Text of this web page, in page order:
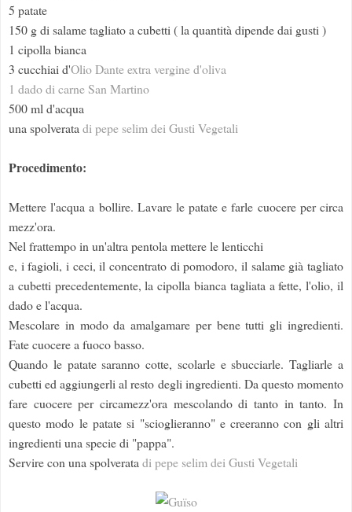
5 patate
150 g di salame tagliato a cubetti ( la quantità dipende dai gusti )
1 cipolla bianca
3 cucchiai d'Olio Dante extra vergine d'oliva
1 dado di carne San Martino
500 ml d'acqua
una spolveratadi pepe selim dei Gusti Vegetali
Procedimento:
Mettere l'acqua a bollire. Lavare le patate e farle cuocere per circa
mezz'ora.
Nel frattempo in un'altra pentola mettere le lenticchi
e, i fagioli, i ceci, il concentrato di pomodoro, il salame già tagliato
a cubetti precedentemente, la cipolla bianca tagliata a fette, l'olio, il
dado e l'acqua.
Mescolare in modo da amalgamare per bene tutti gli ingredienti.
Fate cuocere a fuoco basso.
Quando le patate saranno cotte, scolarle e sbucciarle. Tagliarle a
cubetti ed aggiungerli al resto degli ingredienti. Da questo momento
fare cuocere per circamezz'ora mescolando di tanto in tanto. In
questo modo le patate si "scioglieranno" e creeranno con gli altri
ingredienti una specie di "pappa".
Servire con una spolveratadi pepe selim dei Gusti Vegetali